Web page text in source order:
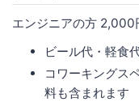
エンジニアの方 2,000
ビール代・軽食
コワーキングス
料も含まれます